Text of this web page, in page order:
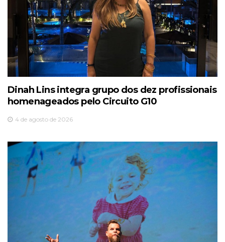
Dinah Lins integra grupo dos dez profissionais
homenageados pelo Circuito G10
4 de agosto de 2026